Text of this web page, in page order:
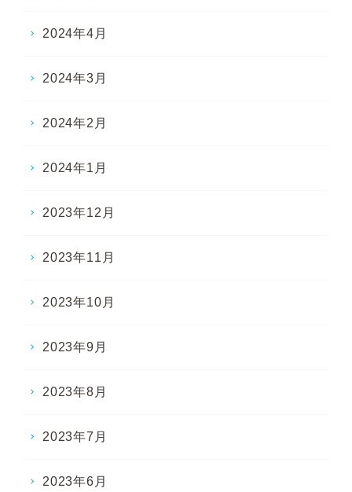
2024年4月
2024年3月
2024年2月
2024年1月
2023年12月
2023年11月
2023年10月
2023年9月
2023年8月
2023年7月
2023年6月